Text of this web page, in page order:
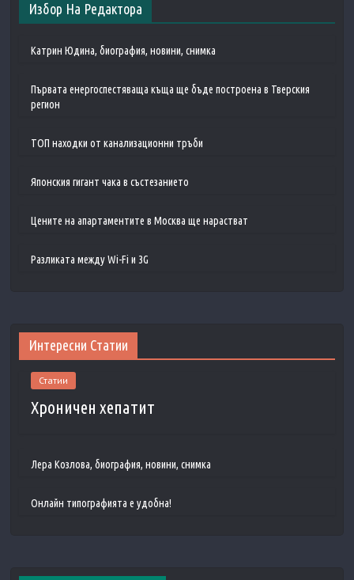
Избор На Редактора
Катрин Юдина, биография, новини, снимка
Първата енергоспестяваща къща ще бъде построена в Тверския
регион
ТОП находки от канализационни тръби
Японския гигант чака в състезанието
Цените на апартаментите в Москва ще нарастват
Разликата между Wi-Fi и 3G
Интересни Статии
Статии
Хроничен хепатит
Лера Козлова, биография, новини, снимка
Онлайн типографията е удобна!